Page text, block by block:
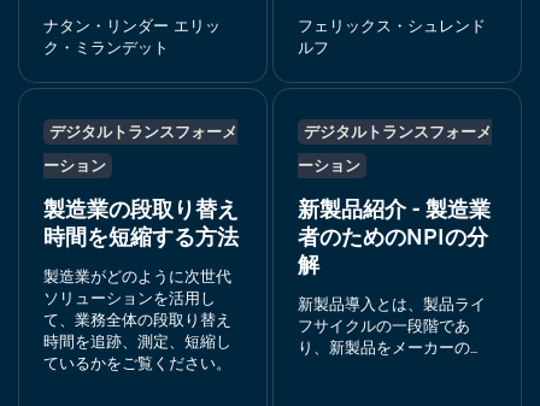
ナタン・リンダー エリッ
ク・ミランデット
フェリックス・シュレンド
ルフ
デジタルトランスフォーメ
ーション
製造業の段取り替え
時間を短縮する方法
製造業がどのように次世代
ソリューションを活用し
て、業務全体の段取り替え
時間を追跡、測定、短縮し
ているかをご覧ください。
デジタルトランスフォーメ
ーション
新製品紹介 - 製造業
者のためのNPIの分
解
新製品導入とは、製品ライ
フサイクルの一段階であ
り、新製品をメーカーの...